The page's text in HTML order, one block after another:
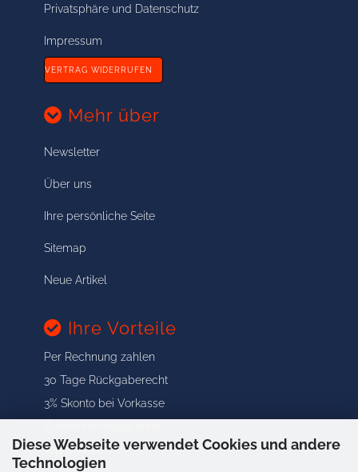
Diese Webseite verwendet Cookies und andere
Technologien
Privatsphäre und Datenschutz
Impressum
VERTRAG WIDERRUFEN
Mehr über
Newsletter
Über uns
Ihre persönliche Seite
Sitemap
Neue Artikel
Ihre Vorteile
Per Rechnung zahlen
30 Tage Rückgaberecht
3% Skonto bei Vorkasse
Top Service